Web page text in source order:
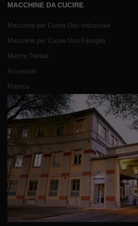
MACCHINE DA CUCIRE
Macchine per Cucire Uso Industriale
Macchine per Cucire Uso Famiglia
Marchi Trattati
Accessori
Rubrica